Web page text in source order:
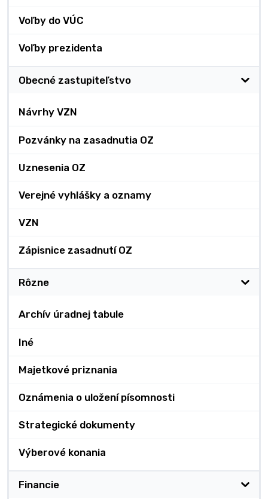
Voľby do VÚC
Voľby prezidenta
Obecné zastupiteľstvo
Návrhy VZN
Pozvánky na zasadnutia OZ
Uznesenia OZ
Verejné vyhlášky a oznamy
VZN
Zápisnice zasadnutí OZ
Rôzne
Archív úradnej tabule
Iné
Majetkové priznania
Oznámenia o uložení písomnosti
Strategické dokumenty
Výberové konania
Financie